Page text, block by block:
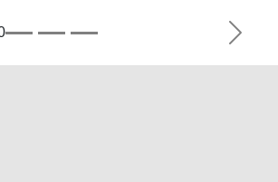
Next